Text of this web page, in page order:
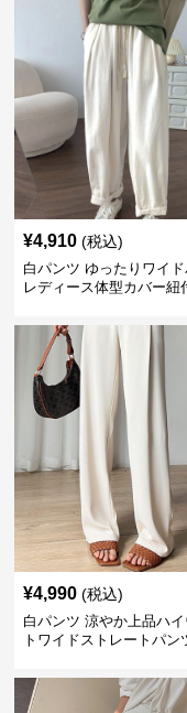
¥4,910 (税込)
白パンツ ゆったりワイ
レディース体型カバー紐
¥4,990 (税込)
白パンツ 涼やか上品ハ
トワイドストレートパン